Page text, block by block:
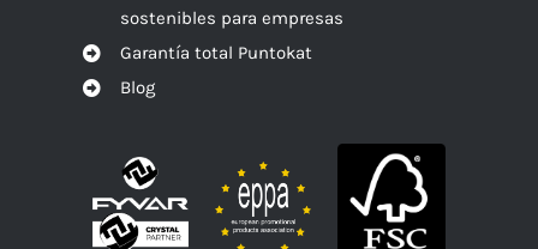
sostenibles para empresas
Garantía total Puntokat
Blog